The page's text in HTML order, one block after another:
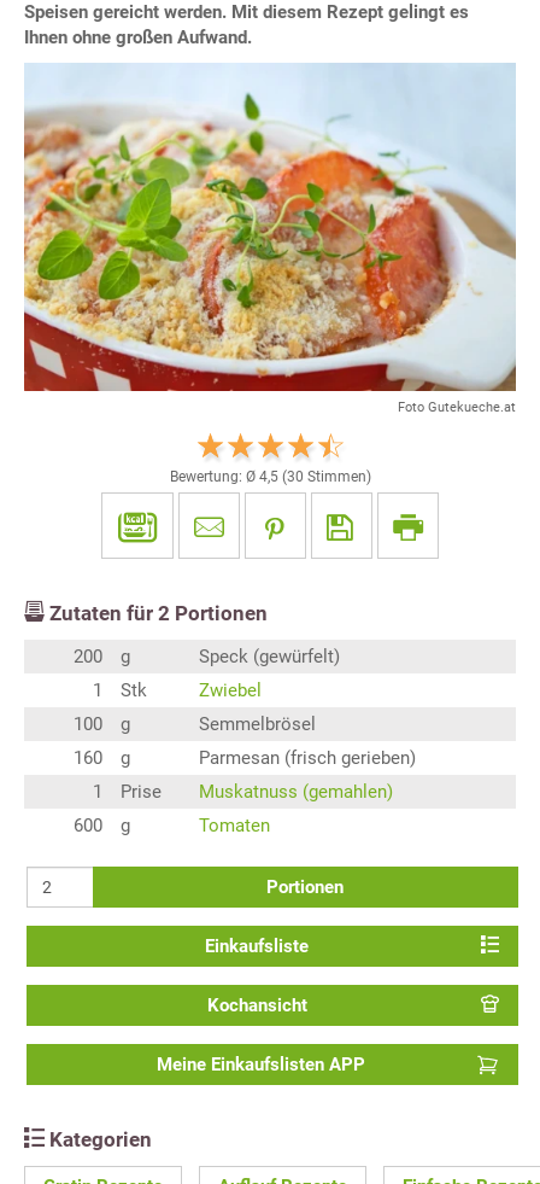
Speisen gereicht werden. Mit diesem Rezept gelingt es
Ihnen ohne großen Aufwand.
Foto Gutekueche.at
Bewertung: Ø 4,5(30 Stimmen)
Zutaten für 2 Portionen
200 g
Speck (gewürfelt)
1
Stk
Zwiebel
100
g
Semmelbrösel
160
g
Parmesan (frisch gerieben)
1
Prise
Muskatnuss (gemahlen)
600
g Tomaten
Portionen
Einkaufsliste
Kochansicht
Meine Einkaufslisten APP
Kategorien